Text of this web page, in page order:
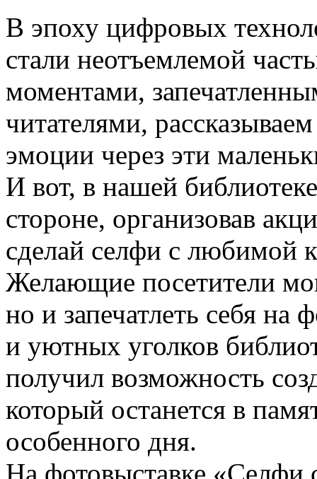
В эпоху цифровых
стали неотъемлемой
моментами,
читателями,
эмоции через эти
И вот, в нашей
стороне, организовав
сделай селфи с любимой
Желающие посетители
но и запечатлеть себя
и уютных уголков
получил возможность
который останется в
особенного дня.